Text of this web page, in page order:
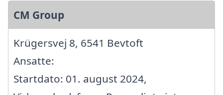
CM Group
Krügersvej 8, 6541 Bevtoft
Ansatte:
Startdato: 01. august 2024,